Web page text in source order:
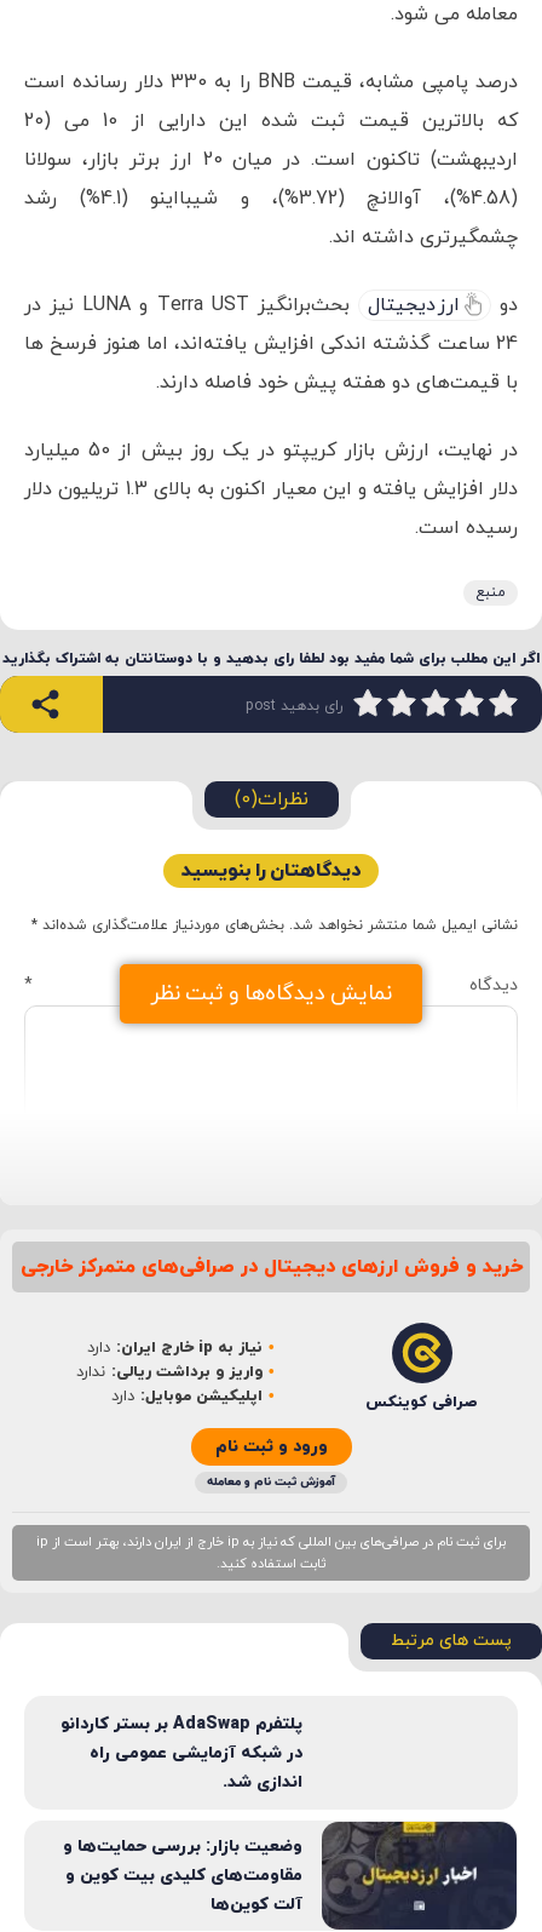
معامله می شود.
درصد پامپی مشابه، قیمت BNB را به 330 دلار رسانده است
که بالاترین قیمت ثبت شده این دارایی از 10 می (20
اردیبهشت) تاکنون است. در میان 20 ارز برتر بازار، سولانا
(4.58%)، آوالانچ (3.72%)، و شیبااینو (4.1%) رشد
چشمگیرتری داشته اند.
دو ارز دیجیتال
بحث‌برانگیز Terra UST و LUNA نیز در
24 ساعت گذشته اندکی افزایش یافته‌اند، اما هنوز فرسخ ها
با قیمت‌های دو هفته پیش خود فاصله دارند.
در نهایت، ارزش بازار کریپتو در یک روز بیش از 50 میلیارد
دلار افزایش یافته و این معیار اکنون به بالای 1.3 تریلیون دلار
رسیده است.
منبع
اگر این مطلب برای شما مفید بود لطفا رای بدهید و با دوستانتان به اشتراک بگذارید
رای بدهید post
نمایش دیدگاه‌ها و ثبت نظر
نظرات(0)
دیدگاهتان را بنویسید
نشانی ایمیل شما منتشر نخواهد شد. بخش‌های موردنیاز علامت‌گذاری شده‌اند *
دیدگاه *
نام*
خرید و فروش ارزهای دیجیتال در صرافی‌های متمرکز خارجی
صرافی کوینکس
نیاز به ip خارج ایران:
دارد
واریز و برداشت ریالی: ندارد
اپلیکیشن موبایل: دارد
ورود و ثبت نام
آموزش ثبت نام و معامله
برای ثبت نام در صرافی‌های بین المللی که نیاز به ip خارج از ایران دارند، بهتر است از ip
ثابت استفاده کنید.
پست های مرتبط
پلتفرم AdaSwap بر بستر کاردانو
در شبکه آزمایشی عمومی راه
اندازی شد.
مقاومت‌های کلیدی بیت کوین و
آلت کوین‌ها